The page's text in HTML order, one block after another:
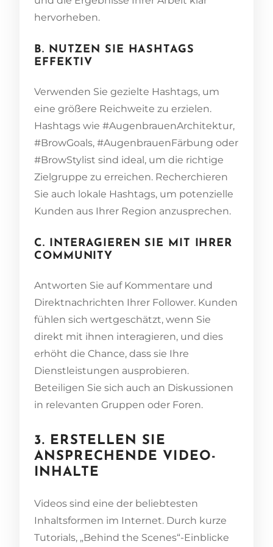
hervorheben.
B. NUTZEN SIE HASHTAGS
EFFEKTIV
Verwenden Sie gezielte Hashtags, um
eine größere Reichweite zu erzielen.
Hashtags wie #AugenbrauenArchitektur,
#BrowGoals, #AugenbrauenFärbung oder
#BrowStylist sind ideal, um die richtige
Zielgruppe zu erreichen. Recherchieren
Sie auch lokale Hashtags, um potenzielle
Kunden aus Ihrer Region anzusprechen.
C. INTERAGIEREN SIE MIT IHRER
COMMUNITY
Antworten Sie auf Kommentare und
Direktnachrichten Ihrer Follower. Kunden
fühlen sich wertgeschätzt, wenn Sie
direkt mit ihnen interagieren, und dies
erhöht die Chance, dass sie Ihre
Dienstleistungen ausprobieren.
Beteiligen Sie sich auch an Diskussionen
in relevanten Gruppen oder Foren.
3. ERSTELLEN SIE
ANSPRECHENDE VIDEO-
INHALTE
Videos sind eine der beliebtesten
Inhaltsformen im Internet. Durch kurze
Tutorials, „Behind the Scenes“-Einblicke